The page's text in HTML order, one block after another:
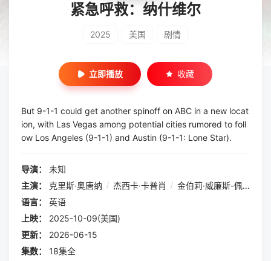
紧急呼救：纳什维尔
2025 美国 剧情
立即播放 收藏
But 9-1-1 could get another spinoff on ABC in a new locat
ion, with Las Vegas among potential cities rumored to foll
ow Los Angeles (9-1-1) and Austin (9-1-1: Lone Star).
导演：
未知
主演：
克里斯·奥唐纳 / 杰西卡·卡普肖 / 金伯莉·威廉斯-佩斯利
语言：
英语
上映：
2025-10-09(美国)
更新：
2026-06-15
集数：
18集全